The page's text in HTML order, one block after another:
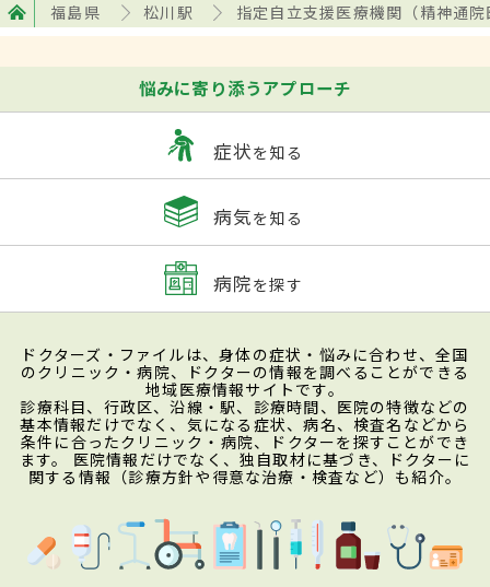
福島県 松川駅 指定自立支援医療機関（精神通
悩みに寄り添うアプローチ
症状を知る
病気を知る
病院を探す
ドクターズ・ファイルは、身体の症状・悩みに合わせ、全国
のクリニック・病院、ドクターの情報を調べることができる
地域医療情報サイトです。
診療科目、行政区、沿線・駅、診療時間、医院の特徴などの
基本情報だけでなく、気になる症状、病名、検査名などから
条件に合ったクリニック・病院、ドクターを探すことができ
ます。 医院情報だけでなく、独自取材に基づき、ドクターに
関する情報（診療方針や得意な治療・検査など）も紹介。